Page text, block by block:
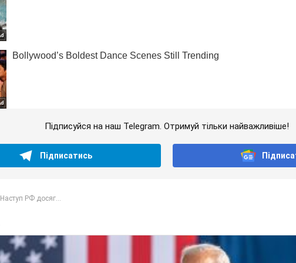
Підписуйся на наш Telegram. Отримуй тільки найважливіше!
Підписатись
Наступ РФ досяг...